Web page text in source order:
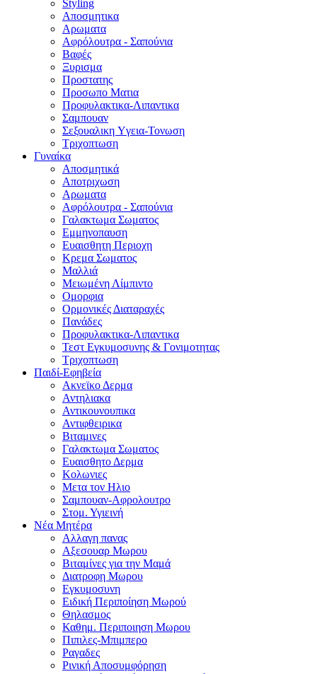
Styling
Αποσμητικα
Αρωματα
Αφρόλουτρα - Σαπούνια
Βαφές
Ξυρισμα
Προστατης
Προσωπο Ματια
Προφυλακτικα-Λιπαντικα
Σαμπουαν
Σεξουαλικη Yγεια-Τονωση
Τριχοπτωση
Γυναίκα
Αποσμητικά
Αποτριχωση
Αρωματα
Αφρόλουτρα - Σαπούνια
Γαλακτωμα Σωματος
Εμμηνοπαυση
Ευαισθητη Περιοχη
Κρεμα Σωματος
Μαλλιά
Μειωμένη Λίμπιντο
Ομορφια
Ορμονικές Διαταραχές
Πανάδες
Προφυλακτικα-Λιπαντικα
Τεστ Εγκυμοσυνης & Γονιμοτητας
Τριχοπτωση
Παιδί-Εφηβεία
Ακνεϊκο Δερμα
Αντηλιακα
Αντικουνουπικα
Αντιφθειρικα
Βιταμινες
Γαλακτωμα Σωματος
Ευαισθητο Δερμα
Κολωνιες
Μετα τον Ηλιο
Σαμπουαν-Αφρολουτρο
Στομ. Υγιεινή
Νέα Μητέρα
Αλλαγη πανας
Αξεσουαρ Μωρου
Βιταμίνες για την Μαμά
Διατροφη Μωρου
Εγκυμοσυνη
Ειδική Περιποίηση Μωρού
Θηλασμος
Καθημ. Περιποιηση Μωρου
Πιπιλες-Μπιμπερο
Ραγαδες
Ρινική Αποσυμφόρηση